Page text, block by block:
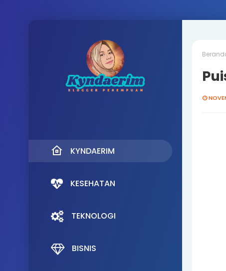
KYNDAERIM
KESEHATAN
TEKNOLOGI
BISNIS